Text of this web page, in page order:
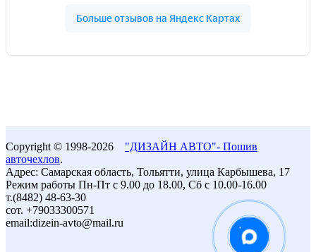
Copyright © 1998-2026 "ДИЗАЙН АВТО"- Пошив
авточехлов.
Адрес: Самарская область, Тольятти, улица Карбышева, 17
Режим работы Пн-Пт с 9.00 до 18.00, Сб с 10.00-16.00
т.(8482) 48-63-30
сот. +79033300571
email:dizein-avto@mail.ru